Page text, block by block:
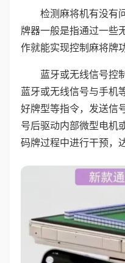
检测麻将机有没有
牌器一般是指通过一些
作就能实现控制麻将牌
蓝牙或无线信号控
蓝牙或无线信号与手机
好牌型等指令，发送信
号后驱动内部微型电机
码牌过程中进行干预，